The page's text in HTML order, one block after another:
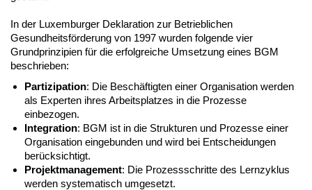
In der Luxemburger Deklaration zur Betrieblichen
Gesundheitsförderung von 1997 wurden folgende vier
Grundprinzipien für die erfolgreiche Umsetzung eines BGM
beschrieben:
Partizipation: Die Beschäftigten einer Organisation werden
als Experten ihres Arbeitsplatzes in die Prozesse
einbezogen.
Integration: BGM ist in die Strukturen und Prozesse einer
Organisation eingebunden und wird bei Entscheidungen
berücksichtigt.
Projektmanagement: Die Prozessschritte des Lernzyklus
werden systematisch umgesetzt.